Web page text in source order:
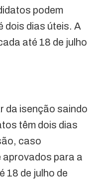
podem
dois dias úteis. A
até 18 de julho
da isenção saindo
têm dois dias
caso
aprovados para a
18 de julho de